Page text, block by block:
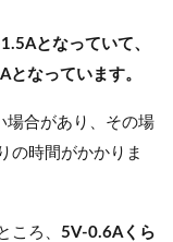
となっていて、
なっています。
場合があり、その場
の時間がかかりま
ころ、 5V-0.6Aくら